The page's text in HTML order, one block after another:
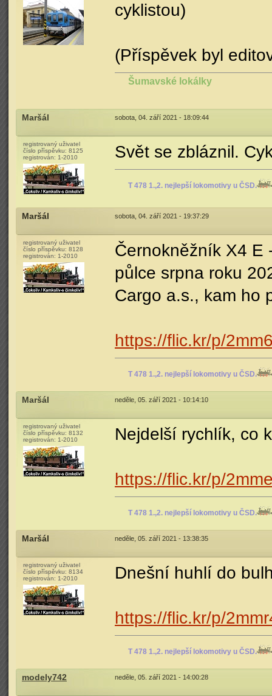
cyklistou)
(Příspěvek byl
Šumavské lokálky
Maršál sobota, 04. září 2021 - 18:09:44
registrovaný uživatel
číslo příspěvku: 8125
registrován: 1-2010 Svět se zbláznil.
T 478 1.,2. nejlepší lokomotivy u ČSD.
Maršál sobota, 04. září 2021 - 19:37:29
registrovaný uživatel
číslo příspěvku: 8128
registrován: 1-2010
Černokněžník X4 E
půlce srpna roku
Cargo a.s., kam ho
https://flic.kr/p/
T 478 1.,2. nejlepší lokomotivy u ČSD.
Maršál neděle, 05. září 2021 - 10:14:10
registrovaný uživatel
číslo příspěvku: 8132
registrován: 1-2010 Nejdelší rychlík, co
https://flic.kr/p/
T 478 1.,2. nejlepší lokomotivy u ČSD.
Maršál neděle, 05. září 2021 - 13:38:35
registrovaný uživatel
číslo příspěvku: 8134
registrován: 1-2010 Dnešní huhlí do
https://flic.kr/p/
T 478 1.,2. nejlepší lokomotivy u ČSD.
modely742 neděle, 05. září 2021 - 14:00:28